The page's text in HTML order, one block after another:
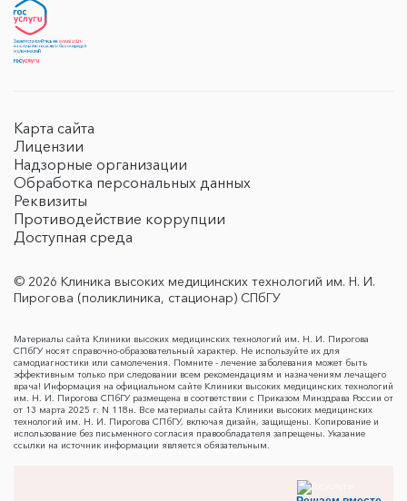
Карта сайта
Лицензии
Надзорные организации
Обработка персональных данных
Реквизиты
Противодействие коррупции
Доступная среда
© 2026 Клиника высоких медицинских технологий им. Н. И.
Пирогова (поликлиника, стационар) СПбГУ
Материалы сайта Клиники высоких медицинских технологий им. Н. И. Пирогова
СПбГУ носят справочно-образовательный характер. Не используйте их для
самодиагностики или самолечения. Помните - лечение заболевания может быть
эффективным только при следовании всем рекомендациям и назначениям лечащего
врача! Информация на официальном сайте Клиники высоких медицинских технологий
им. Н. И. Пирогова СПбГУ размещена в соответствии с Приказом Минздрава России от
от 13 марта 2025 г. N 118н. Все материалы сайта Клиники высоких медицинских
технологий им. Н. И. Пирогова СПбГУ, включая дизайн, защищены. Копирование и
использование без письменного согласия правообладателя запрещены. Указание
ссылки на источник информации является обязательным.